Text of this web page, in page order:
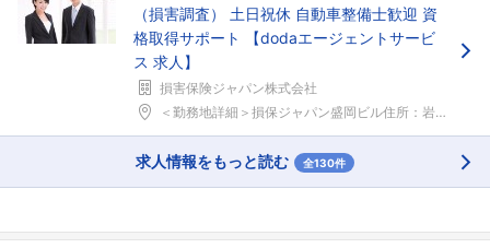
（損害調査） 土日祝休 自動車整備士歓迎 資
格取得サポート 【dodaエージェントサービ
ス 求人】
損害保険ジャパン株式会社
＜勤務地詳細＞損保ジャパン盛岡ビル住所：岩手県盛岡...
求人情報をもっと読む 全130件